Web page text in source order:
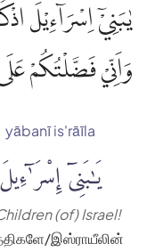
يٰبَنِيْٓ اِسْرَاۤءِيْلَ
وَاَنِّيْ فَضَّلْتُكُمْ
yābanī is'rāīla
يَٰبَنِىٓ إِسْرَٰٓءِيلَ
(of) Israel!
இஸ்ராயீலின்